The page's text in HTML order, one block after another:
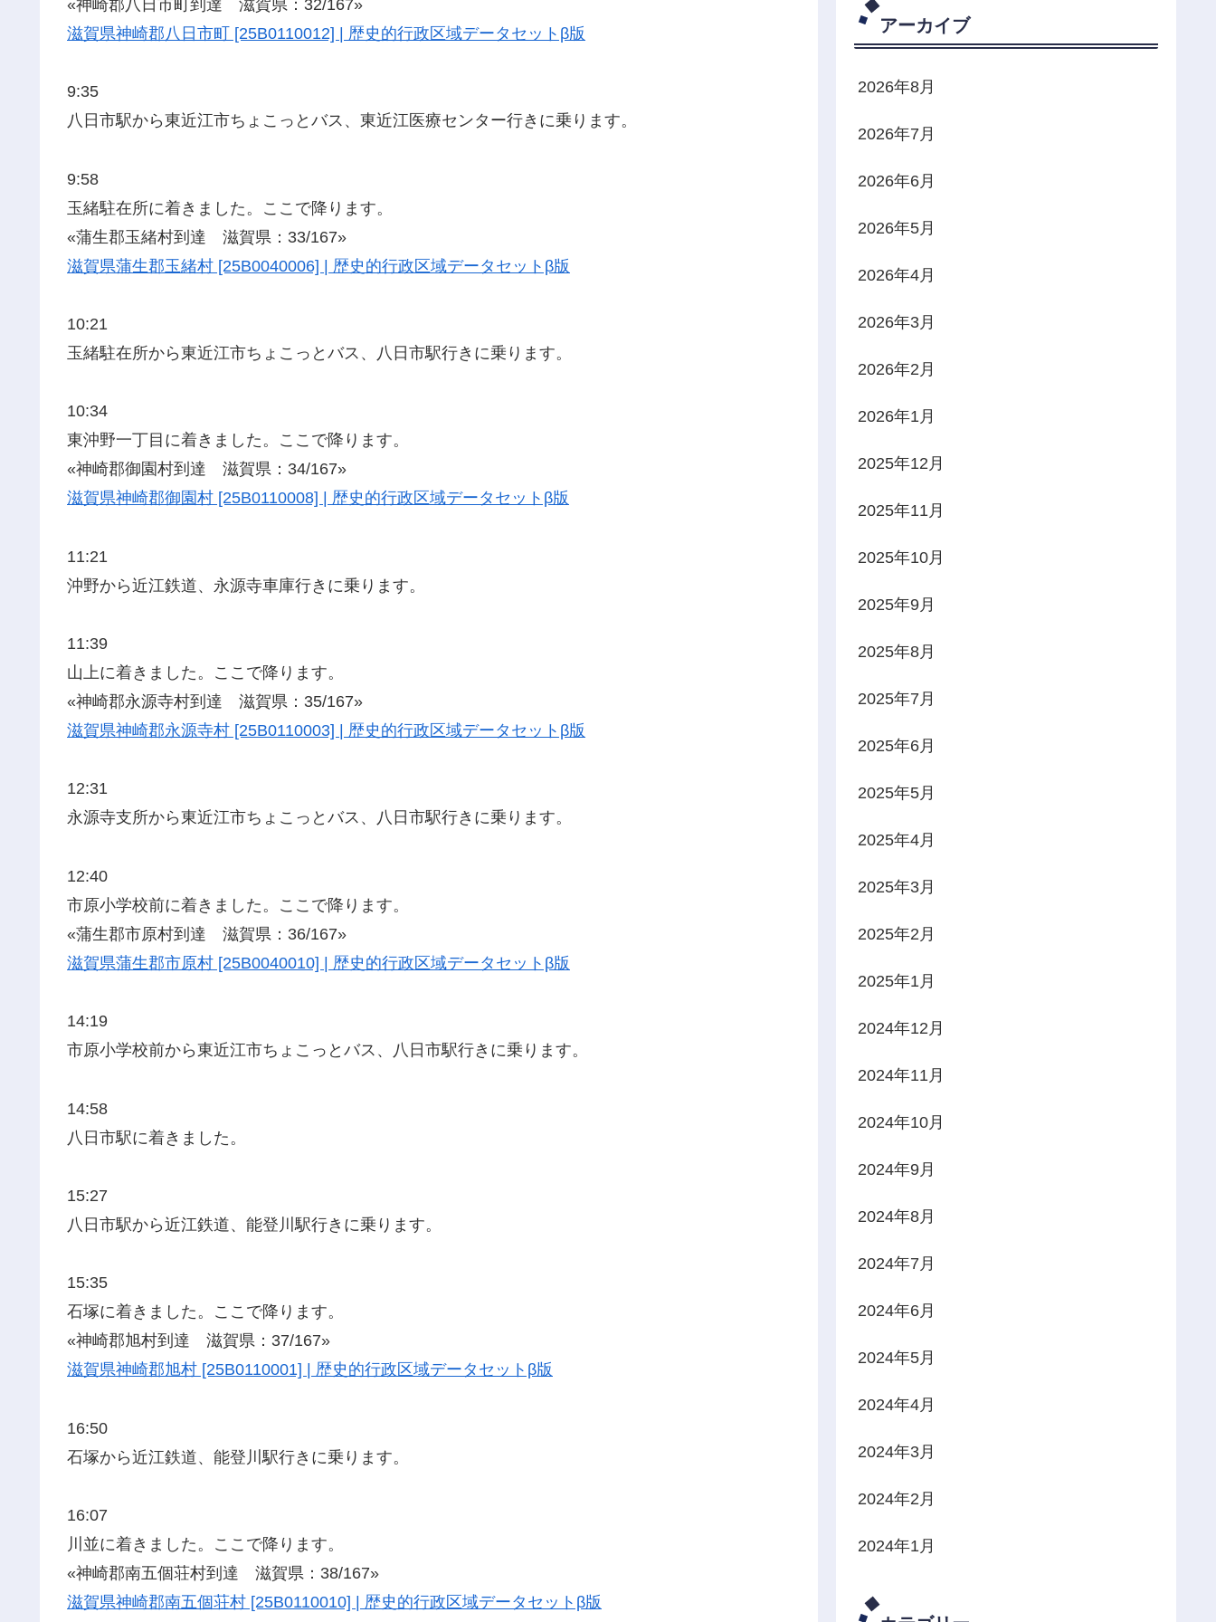
«神崎郡八日市町到達 滋賀県：32/167»
滋賀県神崎郡八日市町 [25B0110012] | 歴史的行政区域データセットβ版
9:35
八日市駅から東近江市ちょこっとバス、東近江医療センター行きに乗ります。
9:58
玉緒駐在所に着きました。ここで降ります。
«蒲生郡玉緒村到達 滋賀県：33/167»
滋賀県蒲生郡玉緒村 [25B0040006] | 歴史的行政区域データセットβ版
10:21
玉緒駐在所から東近江市ちょこっとバス、八日市駅行きに乗ります。
10:34
東沖野一丁目に着きました。ここで降ります。
«神崎郡御園村到達 滋賀県：34/167»
滋賀県神崎郡御園村 [25B0110008] | 歴史的行政区域データセットβ版
11:21
沖野から近江鉄道、永源寺車庫行きに乗ります。
11:39
山上に着きました。ここで降ります。
«神崎郡永源寺村到達 滋賀県：35/167»
滋賀県神崎郡永源寺村 [25B0110003] | 歴史的行政区域データセットβ版
12:31
永源寺支所から東近江市ちょこっとバス、八日市駅行きに乗ります。
12:40
市原小学校前に着きました。ここで降ります。
«蒲生郡市原村到達 滋賀県：36/167»
滋賀県蒲生郡市原村 [25B0040010] | 歴史的行政区域データセットβ版
14:19
市原小学校前から東近江市ちょこっとバス、八日市駅行きに乗ります。
14:58
八日市駅に着きました。
15:27
八日市駅から近江鉄道、能登川駅行きに乗ります。
15:35
石塚に着きました。ここで降ります。
«神崎郡旭村到達 滋賀県：37/167»
滋賀県神崎郡旭村 [25B0110001] | 歴史的行政区域データセットβ版
16:50
石塚から近江鉄道、能登川駅行きに乗ります。
16:07
川並に着きました。ここで降ります。
«神崎郡南五個荘村到達 滋賀県：38/167»
滋賀県神崎郡南五個荘村 [25B0110010] | 歴史的行政区域データセットβ版
アーカイブ
2026年8月
2026年7月
2026年6月
2026年5月
2026年4月
2026年3月
2026年2月
2026年1月
2025年12月
2025年11月
2025年10月
2025年9月
2025年8月
2025年7月
2025年6月
2025年5月
2025年4月
2025年3月
2025年2月
2025年1月
2024年12月
2024年11月
2024年10月
2024年9月
2024年8月
2024年7月
2024年6月
2024年5月
2024年4月
2024年3月
2024年2月
2024年1月